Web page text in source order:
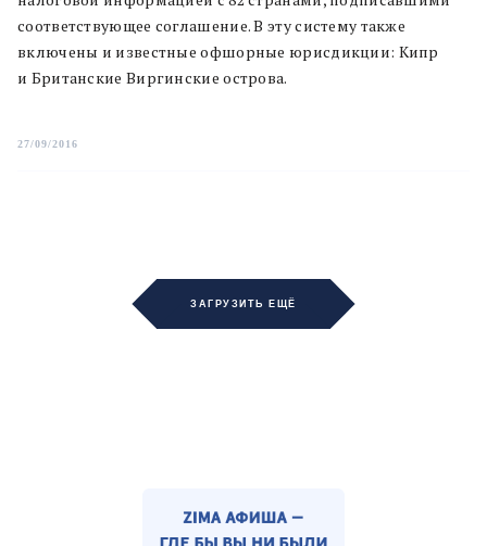
соответствующее соглашение. В эту систему также
включены и известные офшорные юрисдикции: Кипр
и Британские Виргинские острова.
27/09/2016
ЗАГРУЗИТЬ ЕЩЁ